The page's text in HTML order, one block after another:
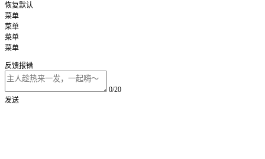
恢复默认
菜单
菜单
菜单
菜单
反馈报错
0/20
发送